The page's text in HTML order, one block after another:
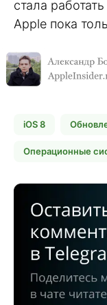
стала
Apple пока
iOS 8
Операционные